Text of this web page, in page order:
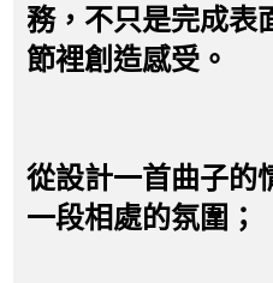
務，不只是完成表
節裡創造感受。
從設計一首曲子的
一段相處的氛圍；